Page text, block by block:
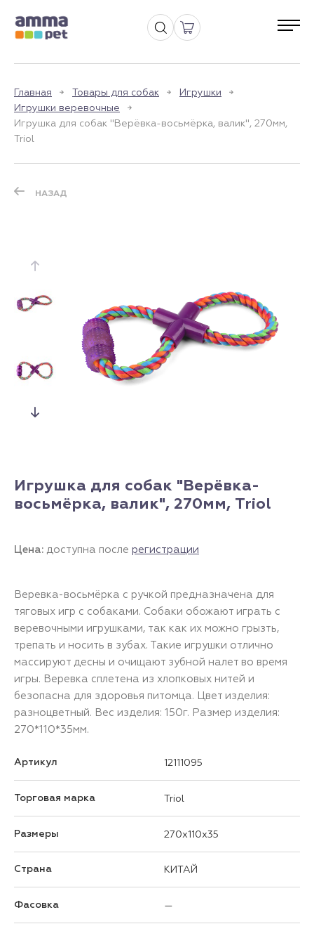
Главная Товары для собак
Игрушки
Игрушки веревочные
Игрушка для собак "Верёвка-восьмёрка, валик", 270мм,
Triol
НАЗАД
Игрушка для собак "Верёвка-
восьмёрка, валик", 270мм, Triol
Цена: доступна после регистрации
Веревка-восьмёрка с ручкой предназначена для
тяговых игр с собаками. Собаки обожают играть с
веревочными игрушками, так как их можно грызть,
трепать и носить в зубах. Такие игрушки отлично
массируют десны и очищают зубной налет во время
игры. Веревка сплетена из хлопковых нитей и
безопасна для здоровья питомца. Цвет изделия:
разноцветный. Вес изделия: 150г. Размер изделия:
270*110*35мм.
Артикул 12111095
Торговая марка Triol
Размеры 270x110x35
Страна КИТАЙ
Фасовка —